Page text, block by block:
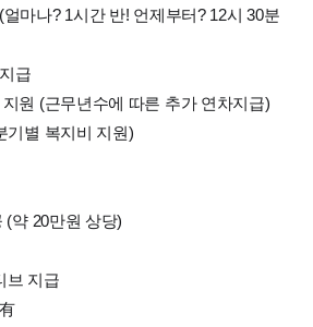
마나? 1시간 반! 언제부터? 12시 30분
급
원 (근무년수에 따른 추가 연차지급)
기별 복지비 지원)
(약 20만원 상당)
브 지급